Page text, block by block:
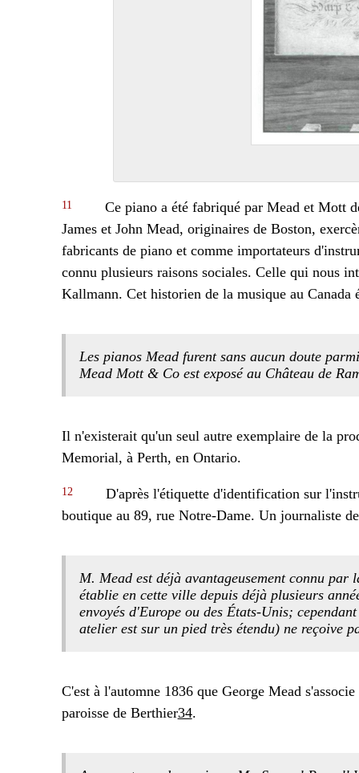
11
Ce piano a été fabriqué par Mead et Mott
James et John Mead, originaires de Boston,
fabricants de piano et comme importateurs
connu plusieurs raisons sociales. Celle qui nous
Kallmann. Cet historien de la musique au Canada
Les pianos Mead furent sans aucun doute
Mead Mott & Co est exposé au Château de
Il n'existerait qu'un seul autre exemplaire de la
Memorial, à Perth, en Ontario.
12
D'après l'étiquette d'identification sur
boutique au 89, rue Notre-Dame. Un journaliste
M. Mead est déjà avantageusement connu
établie en cette ville depuis déjà plusieurs
envoyés d'Europe ou des États-Unis;
atelier est sur un pied très étendu) ne reçoive
C'est à l'automne 1836 que George Mead
paroisse de Berthier34.